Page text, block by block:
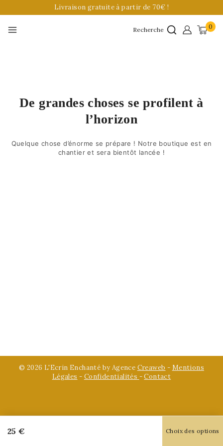
Livraison gratuite à partir de 70€ !
Recherche 0
De grandes choses se profilent à
l’horizon
Quelque chose d’énorme se prépare ! Notre boutique est en
chantier et sera bientôt lancée !
© 2026 L'Ecrin Enchanté by Agence Creaweb - Mentions
Légales - Confidentialités -Contact
25€ Choix des options